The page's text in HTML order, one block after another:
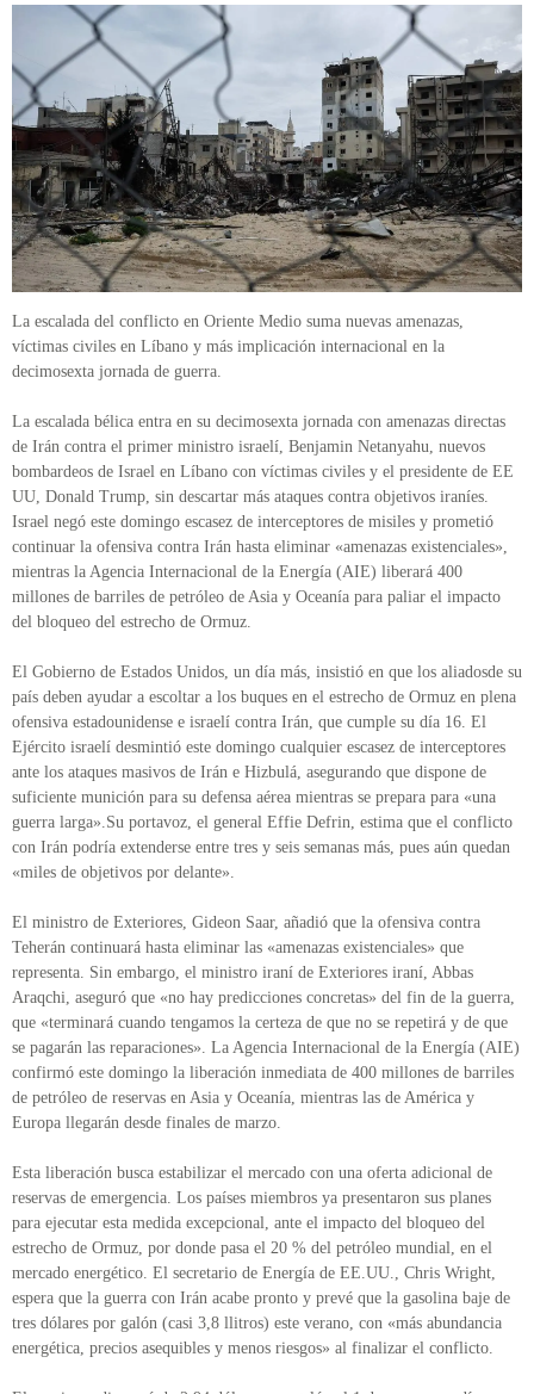
La escalada del conflicto en Oriente Medio suma nuevas amenazas,
víctimas civiles en Líbano y más implicación internacional en la
decimosexta jornada de guerra.
La escalada bélica entra en su decimosexta jornada con amenazas directas
de Irán contra el primer ministro israelí, Benjamin Netanyahu, nuevos
bombardeos de Israel en Líbano con víctimas civiles y el presidente de EE
UU, Donald Trump, sin descartar más ataques contra objetivos iraníes.
Israel negó este domingo escasez de interceptores de misiles y prometió
continuar la ofensiva contra Irán hasta eliminar «amenazas existenciales»,
mientras la Agencia Internacional de la Energía (AIE) liberará 400
millones de barriles de petróleo de Asia y Oceanía para paliar el impacto
del bloqueo del estrecho de Ormuz.
El Gobierno de Estados Unidos, un día más, insistió en que los aliadosde su
país deben ayudar a escoltar a los buques en el estrecho de Ormuz en plena
ofensiva estadounidense e israelí contra Irán, que cumple su día 16. El
Ejército israelí desmintió este domingo cualquier escasez de interceptores
ante los ataques masivos de Irán e Hizbulá, asegurando que dispone de
suficiente munición para su defensa aérea mientras se prepara para «una
guerra larga».Su portavoz, el general Effie Defrin, estima que el conflicto
con Irán podría extenderse entre tres y seis semanas más, pues aún quedan
«miles de objetivos por delante».
El ministro de Exteriores, Gideon Saar, añadió que la ofensiva contra
Teherán continuará hasta eliminar las «amenazas existenciales» que
representa. Sin embargo, el ministro iraní de Exteriores iraní, Abbas
Araqchi, aseguró que «no hay predicciones concretas» del fin de la guerra,
que «terminará cuando tengamos la certeza de que no se repetirá y de que
se pagarán las reparaciones». La Agencia Internacional de la Energía (AIE)
confirmó este domingo la liberación inmediata de 400 millones de barriles
de petróleo de reservas en Asia y Oceanía, mientras las de América y
Europa llegarán desde finales de marzo.
Esta liberación busca estabilizar el mercado con una oferta adicional de
reservas de emergencia. Los países miembros ya presentaron sus planes
para ejecutar esta medida excepcional, ante el impacto del bloqueo del
estrecho de Ormuz, por donde pasa el 20 % del petróleo mundial, en el
mercado energético. El secretario de Energía de EE.UU., Chris Wright,
espera que la guerra con Irán acabe pronto y prevé que la gasolina baje de
tres dólares por galón (casi 3,8 llitros) este verano, con «más abundancia
energética, precios asequibles y menos riesgos» al finalizar el conflicto.